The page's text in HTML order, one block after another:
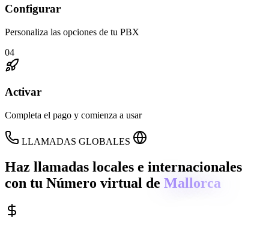
Configurar
Personaliza las opciones de tu PBX
04
Activar
Completa el pago y comienza a usar
LLAMADAS GLOBALES
Haz llamadas locales e internacionales
con tu Número virtual de Mallorca